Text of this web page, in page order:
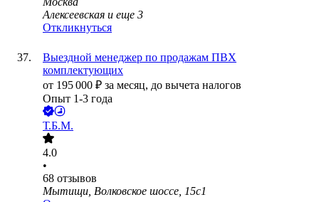
Алексеевская и еще 3
Откликнуться
Выездной менеджер по продажам ПВХ
комплектующих
от 195 000 ₽ за месяц, до вычета налогов
Опыт 1-3 года
Т.Б.М.
4.0
•
68 отзывов
Мытищи, Волковское шоссе, 15с1